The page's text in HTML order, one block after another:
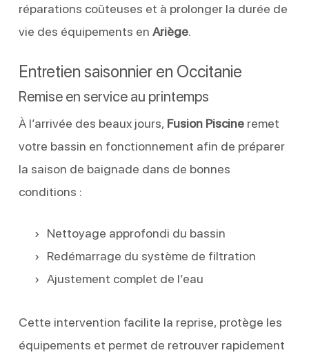
réparations coûteuses et à prolonger la durée de
vie des équipements en Ariège.
Entretien saisonnier en Occitanie
Remise en service au printemps
À l’arrivée des beaux jours, Fusion Piscineremet
votre bassin en fonctionnement afin de préparer
la saison de baignade dans de bonnes
conditions :
Nettoyage approfondi du bassin
Redémarrage du système de filtration
Ajustement complet de l’eau
Cette intervention facilite la reprise, protège les
équipements et permet de retrouver rapidement